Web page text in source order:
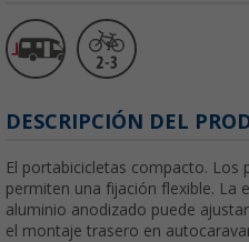
DESCRIPCIÓN DEL
El portabicicletas compacto.
permiten una fijación flexible. La
aluminio anodizado puede
el montaje trasero en